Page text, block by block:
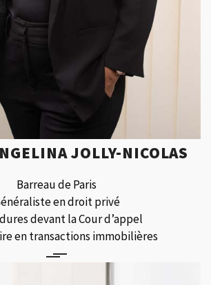
JOLLY-NICOLAS
Barreau de Paris
en droit privé
devant la Cour d’appel
en transactions immobilières